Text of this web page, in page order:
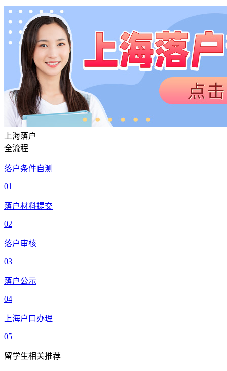
上海落户
全流程
落户条件自测
01
落户材料提交
02
落户审核
03
落户公示
04
上海户口办理
05
留学生相关推荐